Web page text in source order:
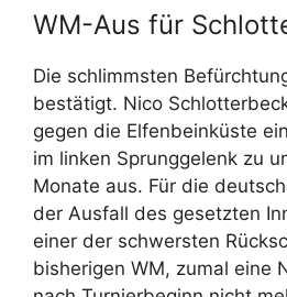
WM-Aus für
Die schlimmsten
bestätigt. Nico
gegen die Elfenbeinküste
im linken Sprunggelenk zu
Monate aus. Für die
der Ausfall des gesetzten
einer der schwersten
bisherigen WM, zumal eine